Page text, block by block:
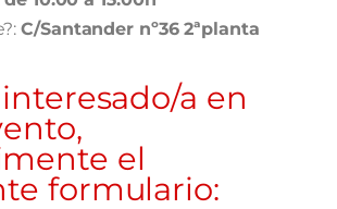
C/Santander nº36 2ªplanta
a en
el
formulario: